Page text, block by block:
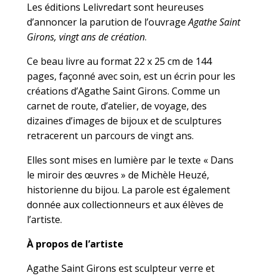
Les éditions Lelivredart sont heureuses
d’annoncer la parution de l’ouvrageAgathe Saint
Girons, vingt ans de création.
Ce beau livre au format 22 x 25 cm de 144
pages, façonné avec soin, est un écrin pour les
créations d’Agathe Saint Girons. Comme un
carnet de route, d’atelier, de voyage, des
dizaines d’images de bijoux et de sculptures
retracerent un parcours de vingt ans.
Elles sont mises en lumière par le texte « Dans
le miroir des œuvres » de Michèle Heuzé,
historienne du bijou. La parole est également
donnée aux collectionneurs et aux élèves de
l’artiste.
À propos de l’artiste
Agathe Saint Girons est sculpteur verre et